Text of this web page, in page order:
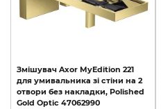
Змішувач Axor MyEdition 221
для умивальника зі стіни на 2
отвори без накладки, Polished
Gold Optic 47062990